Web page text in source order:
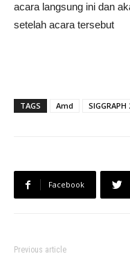
acara langsung ini dan
setelah acara tersebut
TAGS Amd SIGGRAPH
Facebook
Previous article